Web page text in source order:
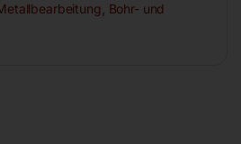
Bohr- und